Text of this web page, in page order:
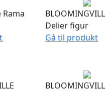
Delier figur
Gå til produkt